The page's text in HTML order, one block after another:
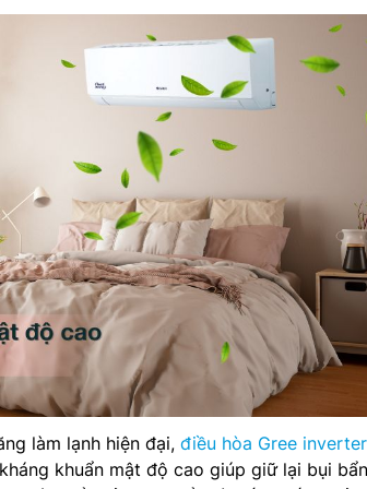
làm lạnh hiện đại, điều hòa Gree inverter
khuẩn mật độ cao giúp giữ lại bụi bẩn